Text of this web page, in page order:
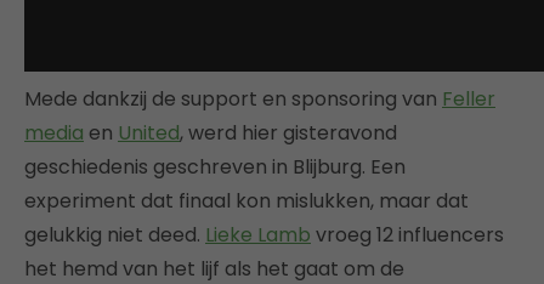
Mede dankzij de support en sponsoring van Feller
media en United, werd hier gisteravond
geschiedenis geschreven in Blijburg. Een
experiment dat finaal kon mislukken, maar dat
gelukkig niet deed. Lieke Lamb vroeg 12 influencers
het hemd van het lijf als het gaat om de